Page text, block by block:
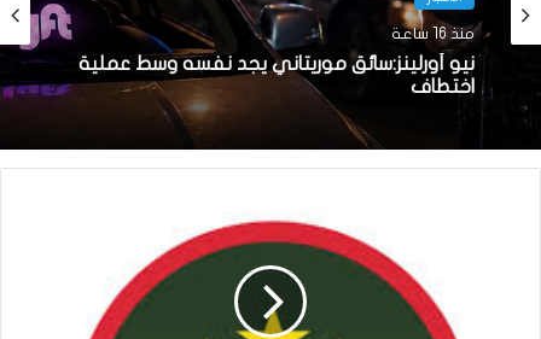
منذ 16 ساعة
نيو أورلينز:سائق موريتاني يجد نفسه وسط عملية
اختطاف